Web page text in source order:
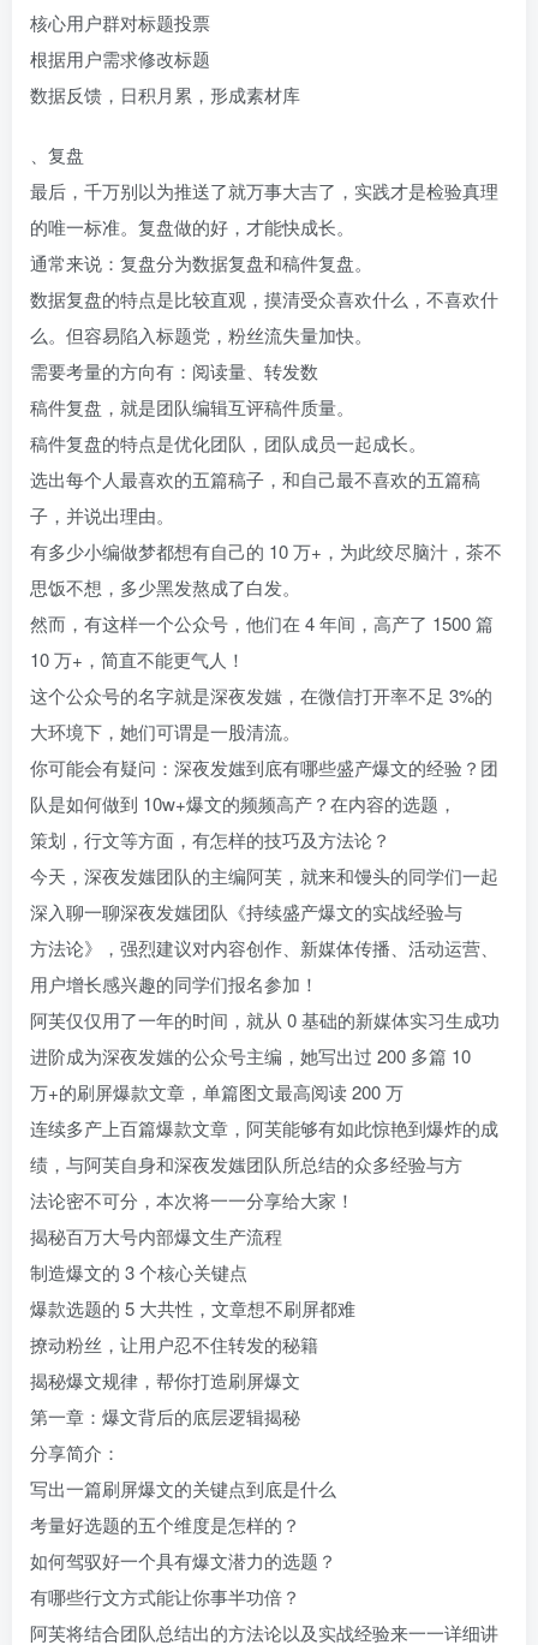
核心用户群对标题投票
根据用户需求修改标题
数据反馈，日积月累，形成素材库
、复盘
最后，千万别以为推送了就万事大吉了，实践才是检验真理
的唯一标准。复盘做的好，才能快成长。
通常来说：复盘分为数据复盘和稿件复盘。
数据复盘的特点是比较直观，摸清受众喜欢什么，不喜欢什
么。但容易陷入标题党，粉丝流失量加快。
需要考量的方向有：阅读量、转发数
稿件复盘，就是团队编辑互评稿件质量。
稿件复盘的特点是优化团队，团队成员一起成长。
选出每个人最喜欢的五篇稿子，和自己最不喜欢的五篇稿
子，并说出理由。
有多少小编做梦都想有自己的 10 万+，为此绞尽脑汁，茶不
思饭不想，多少黑发熬成了白发。
然而，有这样一个公众号，他们在 4 年间，高产了 1500 篇
10 万+，简直不能更气人！
这个公众号的名字就是深夜发媸，在微信打开率不足 3%的
大环境下，她们可谓是一股清流。
你可能会有疑问：深夜发媸到底有哪些盛产爆文的经验？团
队是如何做到 10w+爆文的频频高产？在内容的选题，
策划，行文等方面，有怎样的技巧及方法论？
今天，深夜发媸团队的主编阿芙，就来和馒头的同学们一起
深入聊一聊深夜发媸团队《持续盛产爆文的实战经验与
方法论》，强烈建议对内容创作、新媒体传播、活动运营、
用户增长感兴趣的同学们报名参加！
阿芙仅仅用了一年的时间，就从 0 基础的新媒体实习生成功
进阶成为深夜发媸的公众号主编，她写出过 200 多篇 10
万+的刷屏爆款文章，单篇图文最高阅读 200 万
连续多产上百篇爆款文章，阿芙能够有如此惊艳到爆炸的成
绩，与阿芙自身和深夜发媸团队所总结的众多经验与方
法论密不可分，本次将一一分享给大家！
揭秘百万大号内部爆文生产流程
制造爆文的 3 个核心关键点
爆款选题的 5 大共性，文章想不刷屏都难
撩动粉丝，让用户忍不住转发的秘籍
揭秘爆文规律，帮你打造刷屏爆文
第一章：爆文背后的底层逻辑揭秘
分享简介：
写出一篇刷屏爆文的关键点到底是什么
考量好选题的五个维度是怎样的？
如何驾驭好一个具有爆文潜力的选题？
有哪些行文方式能让你事半功倍？
阿芙将结合团队总结出的方法论以及实战经验来一一详细讲